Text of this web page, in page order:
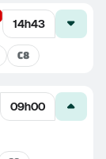
14h43
C8
09h00